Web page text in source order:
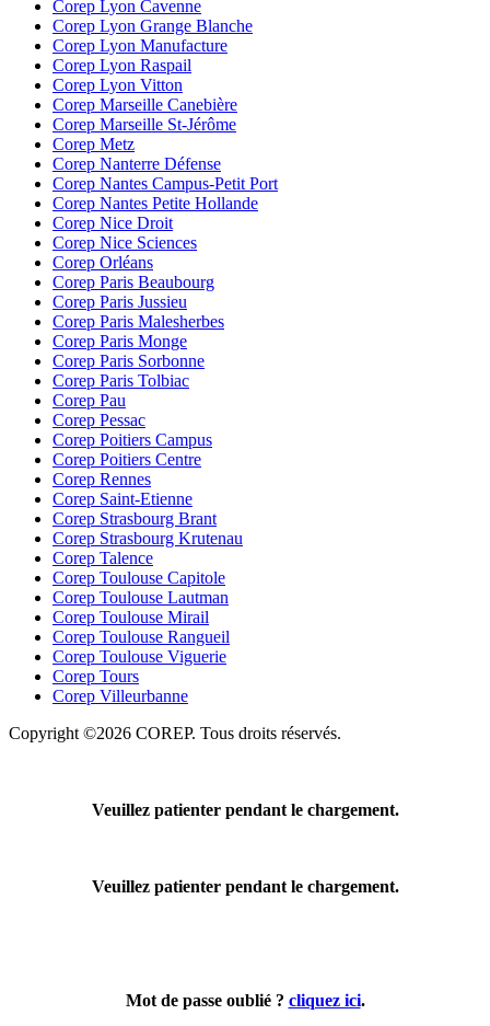
Corep Lyon Cavenne
Corep Lyon Grange Blanche
Corep Lyon Manufacture
Corep Lyon Raspail
Corep Lyon Vitton
Corep Marseille Canebière
Corep Marseille St-Jérôme
Corep Metz
Corep Nanterre Défense
Corep Nantes Campus-Petit Port
Corep Nantes Petite Hollande
Corep Nice Droit
Corep Nice Sciences
Corep Orléans
Corep Paris Beaubourg
Corep Paris Jussieu
Corep Paris Malesherbes
Corep Paris Monge
Corep Paris Sorbonne
Corep Paris Tolbiac
Corep Pau
Corep Pessac
Corep Poitiers Campus
Corep Poitiers Centre
Corep Rennes
Corep Saint-Etienne
Corep Strasbourg Brant
Corep Strasbourg Krutenau
Corep Talence
Corep Toulouse Capitole
Corep Toulouse Lautman
Corep Toulouse Mirail
Corep Toulouse Rangueil
Corep Toulouse Viguerie
Corep Tours
Corep Villeurbanne
Copyright ©2026 COREP. Tous droits réservés.
Veuillez patienter pendant le chargement.
Veuillez patienter pendant le chargement.
Mot de passe oublié ? cliquez ici.